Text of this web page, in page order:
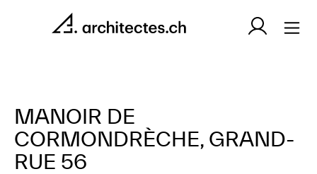
MANOIR DE
CORMONDRÈCHE, GRAND-
RUE 56